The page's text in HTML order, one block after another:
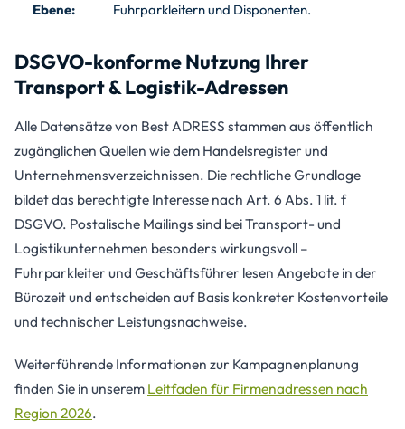
Ebene:
Fuhrparkleitern und Disponenten.
DSGVO-konforme Nutzung Ihrer
Transport & Logistik-Adressen
Alle Datensätze von Best ADRESS stammen aus öffentlich
zugänglichen Quellen wie dem Handelsregister und
Unternehmensverzeichnissen. Die rechtliche Grundlage
bildet das berechtigte Interesse nach Art. 6 Abs. 1 lit. f
DSGVO. Postalische Mailings sind bei Transport- und
Logistikunternehmen besonders wirkungsvoll –
Fuhrparkleiter und Geschäftsführer lesen Angebote in der
Bürozeit und entscheiden auf Basis konkreter Kostenvorteile
und technischer Leistungsnachweise.
Weiterführende Informationen zur Kampagnenplanung
finden Sie in unserem Leitfaden für Firmenadressen nach
Region 2026.